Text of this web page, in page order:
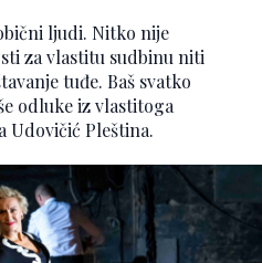
ljudi. Nitko nije
za vlastitu sudbinu niti
tuđe. Baš svatko
odluke iz vlastitoga
Udovičić Pleština.